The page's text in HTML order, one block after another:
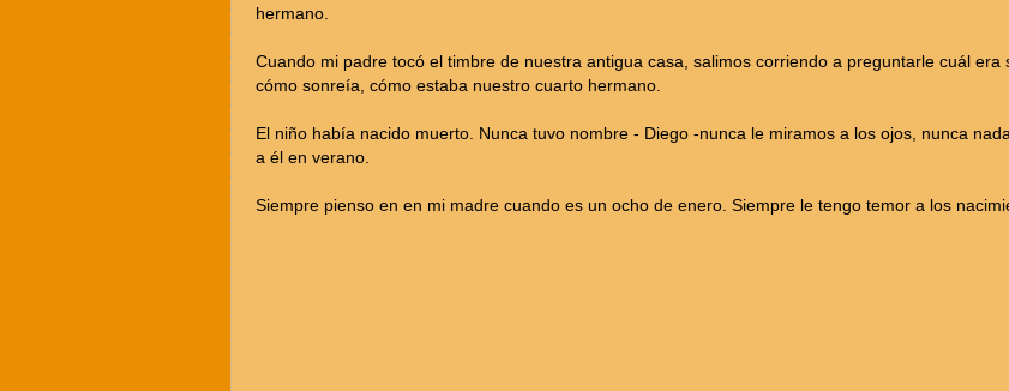
hermano.
Cuando mi padre tocó el timbre de nuestra antigua casa, salimos corriendo a preguntarle cuál era
cómo sonreía, cómo estaba nuestro cuarto hermano.
El niño había nacido muerto. Nunca tuvo nombre - Diego -nunca le miramos a los ojos, nunca
a él en verano.
Siempre pienso en en mi madre cuando es un ocho de enero. Siempre le tengo temor a los